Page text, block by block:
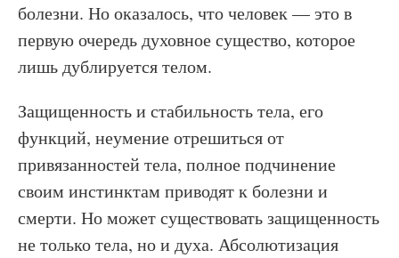
болезни. Но оказалось, что человек — это в
первую очередь духовное существо, которое
лишь дублируется телом.
Защищенность и стабильность тела, его
функций, неумение отрешиться от
привязанностей тела, полное подчинение
своим инстинктам приводят к болезни и
смерти. Но может существовать защищенность
не только тела, но и духа. Абсолютизация